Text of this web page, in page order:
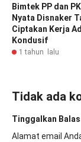
Bimtek PP dan
Nyata Disnaker
Ciptakan Kerja
Kondusif
1 tahun lalu
Tidak ada
Tinggalkan
Alamat email